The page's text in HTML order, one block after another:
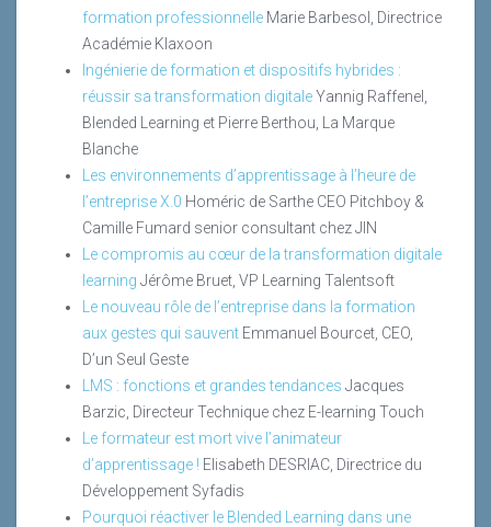
formation professionnelle Marie Barbesol, Directrice
Académie Klaxoon
Ingénierie de formation et dispositifs hybrides :
réussir sa transformation digitaleYannig Raffenel,
Blended Learning et Pierre Berthou, La Marque
Blanche
Les environnements d’apprentissage à l’heure de
l’entreprise X.0 Homéric de Sarthe CEO Pitchboy &
Camille Fumard senior consultant chez JIN
Le compromis au cœur de la transformation digitale
learning Jérôme Bruet, VP Learning Talentsoft
Le nouveau rôle de l’entreprise dans la formation
aux gestes qui sauvent Emmanuel Bourcet, CEO,
D’un Seul Geste
LMS : fonctions et grandes tendances Jacques
Barzic, Directeur Technique chez E-learning Touch
Le formateur est mort vive l’animateur
d’apprentissage ! Elisabeth DESRIAC, Directrice du
Développement Syfadis
Pourquoi réactiver le Blended Learning dans une